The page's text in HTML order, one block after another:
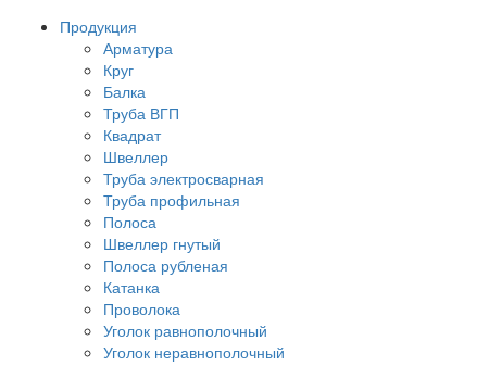
Продукция
Арматура
Круг
Балка
Труба ВГП
Квадрат
Швеллер
Труба электросварная
Труба профильная
Полоса
Швеллер гнутый
Полоса рубленая
Катанка
Проволока
Уголок равнополочный
Уголок неравнополочный